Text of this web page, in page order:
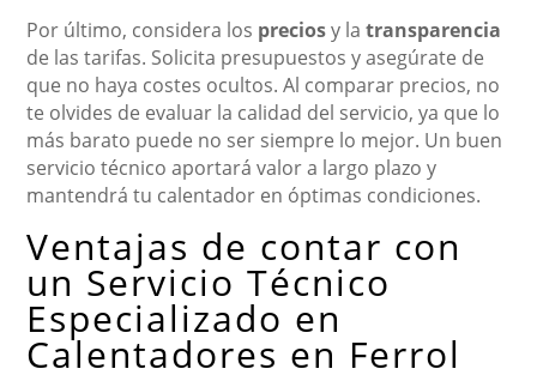
Por último, considera los preciosy latransparencia
de las tarifas. Solicita presupuestos y asegúrate de
que no haya costes ocultos. Al comparar precios, no
te olvides de evaluar la calidad del servicio, ya que lo
más barato puede no ser siempre lo mejor. Un buen
servicio técnico aportará valor a largo plazo y
mantendrá tu calentador en óptimas condiciones.
Ventajas de contar con
un Servicio Técnico
Especializado en
Calentadores en Ferrol